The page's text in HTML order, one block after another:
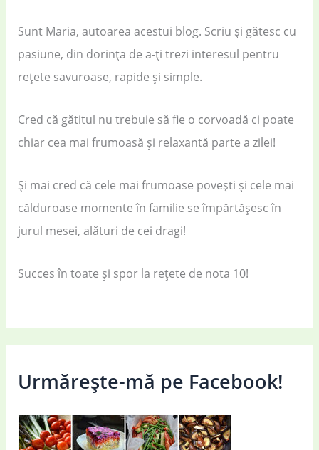
Sunt Maria, autoarea acestui blog. Scriu și gătesc cu
pasiune, din dorința de a-ți trezi interesul pentru
rețete savuroase, rapide și simple.
Cred că gătitul nu trebuie să fie o corvoadă ci poate
chiar cea mai frumoasă și relaxantă parte a zilei!
Și mai cred că cele mai frumoase povești și cele mai
călduroase momente în familie se împărtășesc în
jurul mesei, alături de cei dragi!
Succes în toate și spor la rețete de nota 10!
Urmărește-mă pe Facebook!